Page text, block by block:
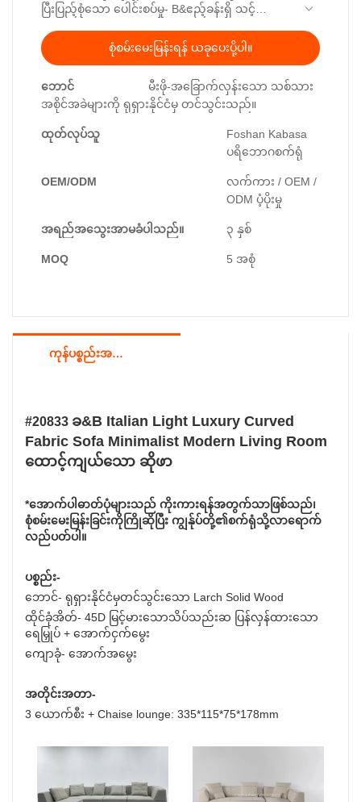
ပြီးပြည့်စုံသော ပေါင်းစပ်မှု- B&ဧည့်ခန်းရှိ သင့်
အကွေးအကွေးရှိသော Fabric Sofa
စုံစမ်းမေးမြန်းရန် ယခုပေးပို့ပါ။
ဘောင် မီးဖို-အခြောက်လှန်းသော သစ်သား
အစိုင်အခဲများကို ရုရှားနိုင်ငံမှ တင်သွင်းသည်။
ထုတ်လုပ်သူ
Foshan Kabasa
ပရိဘောဂစက်ရုံ
OEM/ODM
လက်ကား / OEM /
ODM ပံ့ပိုးမှု
အရည်အသွေးအာမခံပါသည်။ ၃ နှစ်
MOQ 5 အစုံ
ကုန်ပစ္စည်းအသေးစိတ်
#20833 ခ&B Italian Light Luxury Curved
Fabric Sofa Minimalist Modern Living Room
ထောင့်ကျယ်သော ဆိုဖာ
*အောက်ပါဓာတ်ပုံများသည် ကိုးကားရန်အတွက်သာဖြစ်သည်၊
စုံစမ်းမေးမြန်းခြင်းကိုကြိုဆိုပြီး ကျွန်ုပ်တို့၏စက်ရုံသို့လာရောက်
လည်ပတ်ပါ။
ပစ္စည်း-
ဘောင်- ရုရှားနိုင်ငံမှတင်သွင်းသော Larch Solid Wood
ထိုင်ခုံအိတ်- 45D မြင့်မားသောသိပ်သည်းဆ ပြန်လှန်ထားသော
ရေမြှုပ် + အောက်ငှက်မွေး
ကျောခုံ- အောက်အမွေး
အတိုင်းအတာ-
3 ယောက်စီး + Chaise lounge: 335*115*75*178mm